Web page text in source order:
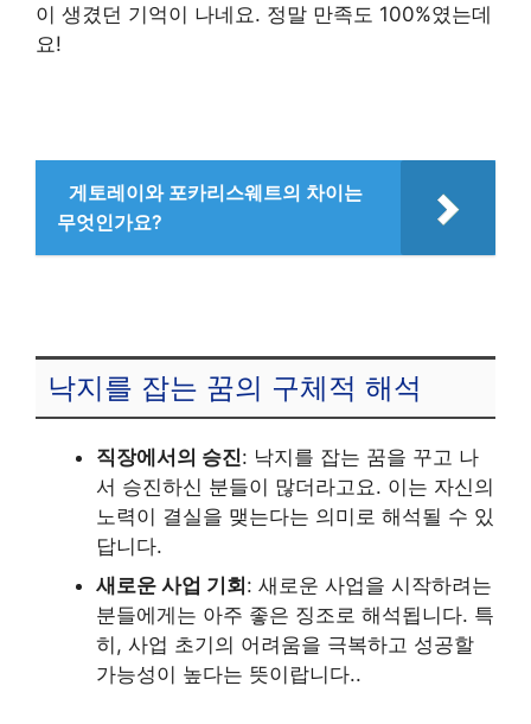
이 생겼던 기억이 나네요. 정말 만족도 100%였는데
요!
게토레이와 포카리스웨트의 차이는
무엇인가요?
낙지를 잡는 꿈의 구체적 해석
직장에서의 승진: 낙지를 잡는 꿈을 꾸고 나
서 승진하신 분들이 많더라고요. 이는 자신의
노력이 결실을 맺는다는 의미로 해석될 수 있
답니다.
새로운 사업 기회: 새로운 사업을 시작하려는
분들에게는 아주 좋은 징조로 해석됩니다. 특
히, 사업 초기의 어려움을 극복하고 성공할
가능성이 높다는 뜻이랍니다..